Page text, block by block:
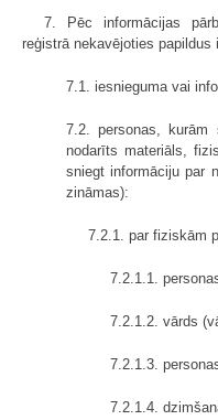
7. Pēc informācijas
reģistrā nekavējoties papildus
7.1. iesnieguma vai
7.2. personas,
nodarīts materiāls,
sniegt informāciju par
zināmas):
7.2.1. par fiziskām
7.2.1.1.
7.2.1.2. vārds
7.2.1.3.
7.2.1.4.